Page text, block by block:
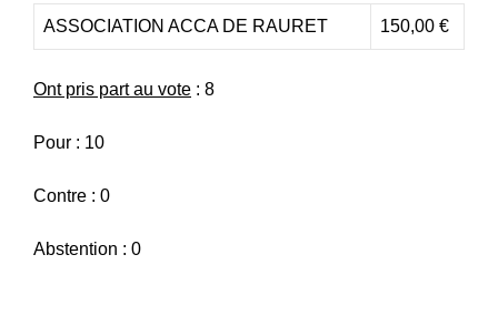
ASSOCIATION ACCA DE RAURET 150,00 €
Ont pris part au vote : 8
Pour : 10
Contre : 0
Abstention : 0